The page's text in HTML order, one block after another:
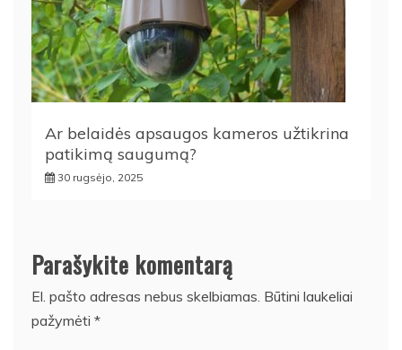
Ar belaidės apsaugos kameros užtikrina
patikimą saugumą?
30 rugsėjo, 2025
Parašykite komentarą
El. pašto adresas nebus skelbiamas. Būtini laukeliai
pažymėti *